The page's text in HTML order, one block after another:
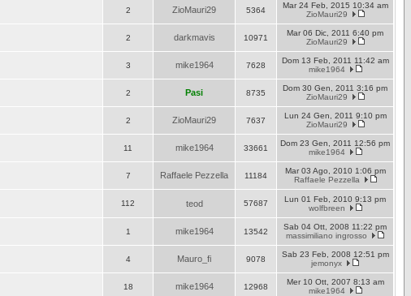
2 ZioMauri29 5364
Mar 24 Feb, 2015 10:34 am
ZioMauri29
2 darkmavis 10971
Mar 06 Dic, 2011 6:40 pm
ZioMauri29
3 mike1964 7628
Dom 13 Feb, 2011 11:42 am
mike1964
2 Pasi 8735
Dom 30 Gen, 2011 3:16 pm
ZioMauri29
2 ZioMauri29 7637
Lun 24 Gen, 2011 9:10 pm
ZioMauri29
11 mike1964 33661
Dom 23 Gen, 2011 12:56 pm
mike1964
7 Raffaele Pezzella 11184
Mar 03 Ago, 2010 1:06 pm
Raffaele Pezzella
112 teod 57687
Lun 01 Feb, 2010 9:13 pm
wolfbreen
1 mike1964 13542
Sab 04 Ott, 2008 11:22 pm
massimiliano ingrosso
4 Mauro_fi 9078
Sab 23 Feb, 2008 12:51 pm
jemonyx
18 mike1964 12968
Mer 10 Ott, 2007 8:13 am
mike1964